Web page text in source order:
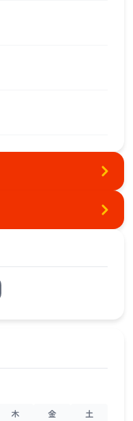
木 金
土